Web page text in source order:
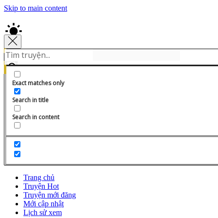
Skip to main content
Exact matches only
Search in title
Search in content
Trang chủ
Truyện Hot
Truyện mới đăng
Mới cập nhật
Lịch sử xem